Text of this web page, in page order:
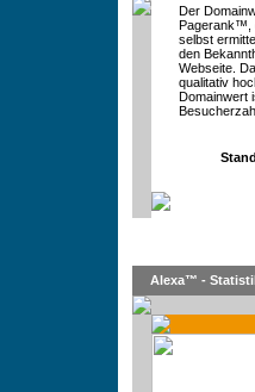
Der
Pagerank™,
selbst
den
Webseite.
qualitativ
Domainwert
Stand
Alexa™ -